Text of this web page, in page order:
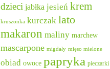
dzieci jabłka jesień krem
kruszonka kurczak lato
makaron maliny marchew
mascarpone migdały mięso mielone
obiad owoce papryka pieczarki